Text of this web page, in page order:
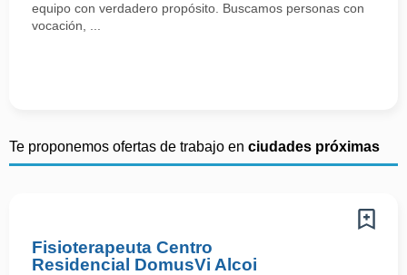
equipo con verdadero propósito. Buscamos personas con
vocación, ...
Te proponemos ofertas de trabajo en ciudades próximas
Fisioterapeuta Centro
Residencial DomusVi Alcoi